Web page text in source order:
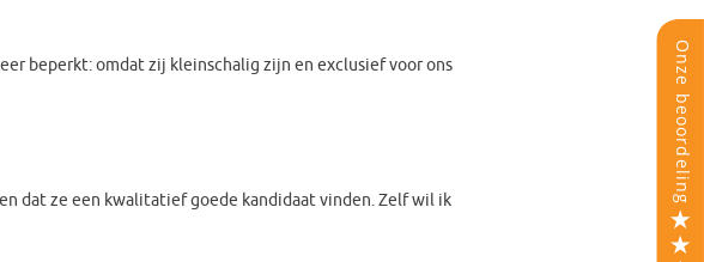
beperkt: omdat zij kleinschalig zijn en exclusief voor ons
dat ze een kwalitatief goede kandidaat vinden. Zelf wil ik